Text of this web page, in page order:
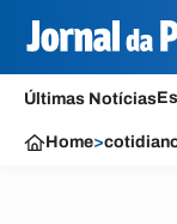
Últimas Notícias
Home>